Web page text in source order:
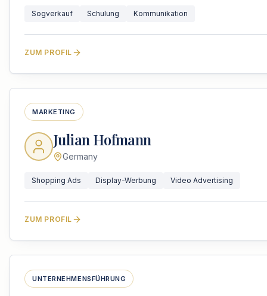
Sogverkauf Schulung Kommunikation
ZUM PROFIL
MARKETING
Julian Hofmann
Germany
Shopping Ads Display-Werbung Video Advertising
ZUM PROFIL
UNTERNEHMENSFÜHRUNG